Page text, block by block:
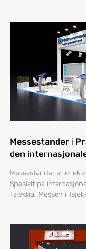
Messestander i
den
Messestander er et
Spesielt på
Tsjekkia. Messen i